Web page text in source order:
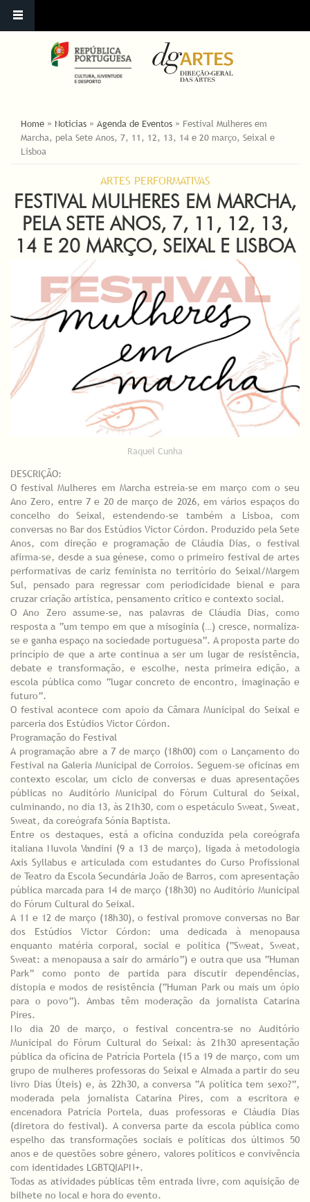
ESTÁ AQUI
Home » Noticias » Agenda de Eventos » Festival Mulheres em
Marcha, pela Sete Anos, 7, 11, 12, 13, 14 e 20 março, Seixal e
Lisboa
ARTES PERFORMATIVAS
FESTIVAL MULHERES EM MARCHA,
PELA SETE ANOS, 7, 11, 12, 13,
14 E 20 MARÇO, SEIXAL E LISBOA
Raquel Cunha
DESCRIÇÃO:
O festival Mulheres em Marcha estreia-se em março com o seu
Ano Zero, entre 7 e 20 de março de 2026, em vários espaços do
concelho do Seixal, estendendo-se também a Lisboa, com
conversas no Bar dos Estúdios Victor Córdon. Produzido pela Sete
Anos, com direção e programação de Cláudia Dias, o festival
afirma-se, desde a sua génese, como o primeiro festival de artes
performativas de cariz feminista no território do Seixal/Margem
Sul, pensado para regressar com periodicidade bienal e para
cruzar criação artística, pensamento crítico e contexto social.
O Ano Zero assume-se, nas palavras de Cláudia Dias, como
resposta a “um tempo em que a misoginia (…) cresce, normaliza-
se e ganha espaço na sociedade portuguesa”. A proposta parte do
princípio de que a arte continua a ser um lugar de resistência,
debate e transformação, e escolhe, nesta primeira edição, a
escola pública como “lugar concreto de encontro, imaginação e
futuro”.
O festival acontece com apoio da Câmara Municipal do Seixal e
parceria dos Estúdios Victor Córdon.
Programação do Festival
A programação abre a 7 de março (18h00) com o Lançamento do
Festival na Galeria Municipal de Corroios. Seguem-se oficinas em
contexto escolar, um ciclo de conversas e duas apresentações
públicas no Auditório Municipal do Fórum Cultural do Seixal,
culminando, no dia 13, às 21h30, com o espetáculo Sweat, Sweat,
Sweat, da coreógrafa Sónia Baptista.
Entre os destaques, está a oficina conduzida pela coreógrafa
italiana Nuvola Vandini (9 a 13 de março), ligada à metodologia
Axis Syllabus e articulada com estudantes do Curso Profissional
de Teatro da Escola Secundária João de Barros, com apresentação
pública marcada para 14 de março (18h30) no Auditório Municipal
do Fórum Cultural do Seixal.
A 11 e 12 de março (18h30), o festival promove conversas no Bar
dos Estúdios Victor Córdon: uma dedicada à menopausa
enquanto matéria corporal, social e política (“Sweat, Sweat,
Sweat: a menopausa a sair do armário”) e outra que usa “Human
Park” como ponto de partida para discutir dependências,
distopia e modos de resistência (“Human Park ou mais um ópio
para o povo”). Ambas têm moderação da jornalista Catarina
Pires.
No dia 20 de março, o festival concentra-se no Auditório
Municipal do Fórum Cultural do Seixal: às 21h30 apresentação
pública da oficina de Patrícia Portela (15 a 19 de março, com um
grupo de mulheres professoras do Seixal e Almada a partir do seu
livro Dias Úteis) e, às 22h30, a conversa “A política tem sexo?”,
moderada pela jornalista Catarina Pires, com a escritora e
encenadora Patrícia Portela, duas professoras e Cláudia Dias
(diretora do festival). A conversa parte da escola pública como
espelho das transformações sociais e políticas dos últimos 50
anos e de questões sobre género, valores políticos e convivência
com identidades LGBTQIAPN+.
Todas as atividades públicas têm entrada livre, com aquisição de
bilhete no local e hora do evento.